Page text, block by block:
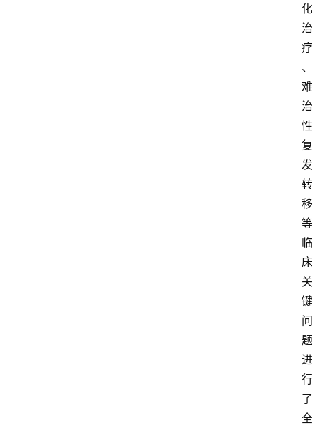
化
治
疗
、
难
治
性
复
发
转
移
等
临
床
关
键
问
题
进
行
了
全